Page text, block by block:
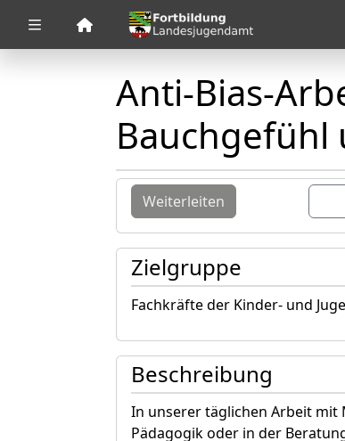
Zuklappen
Anti-Bias-
Bauchgefühl
Weiterleiten
Zielgruppe
Fachkräfte der Kinder- und
Beschreibung
In unserer täglichen Arbeit mit
Pädagogik oder in der